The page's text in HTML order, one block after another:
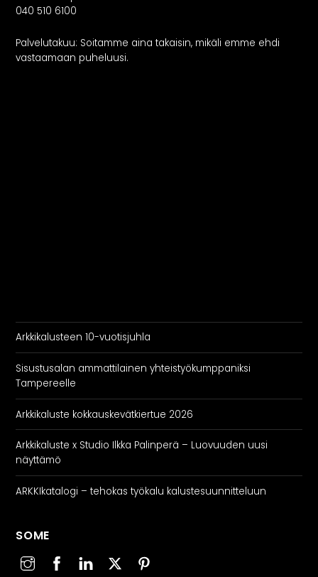
040 510 6100
Palvelutakuu: Soitamme aina takaisin, mikäli emme ehdi
vastaamaan puheluusi.
Arkkikalusteen 10-vuotisjuhla
Sisustusalan ammattilainen yhteistyökumppaniksi
Tampereelle
Arkkikaluste kokkauskevätkiertue 2026
Arkkikaluste x Studio Ilkka Palinperä – Luovuuden uusi
näyttämö
ARKKIkatalogi – tehokas työkalu kalustesuunnitteluun
SOME